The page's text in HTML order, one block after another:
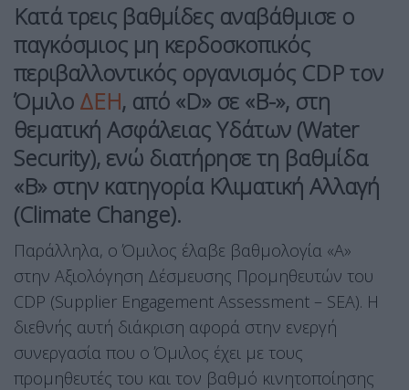
Κατά τρεις βαθμίδες αναβάθμισε ο
παγκόσμιος μη κερδοσκοπικός
περιβαλλοντικός οργανισμός CDP τον
Όμιλο ΔΕΗ, από «D» σε «B-», στη
θεματική Ασφάλειας Υδάτων (Water
Security), ενώ διατήρησε τη βαθμίδα
«Β» στην κατηγορία Κλιματική Αλλαγή
(Climate Change).
Παράλληλα, ο Όμιλος έλαβε βαθμολογία «Α»
στην Αξιολόγηση Δέσμευσης Προμηθευτών του
CDP (Supplier Engagement Assessment – SEA). Η
διεθνής αυτή διάκριση αφορά στην ενεργή
συνεργασία που ο Όμιλος έχει με τους
προμηθευτές του και τον βαθμό κινητοποίησης